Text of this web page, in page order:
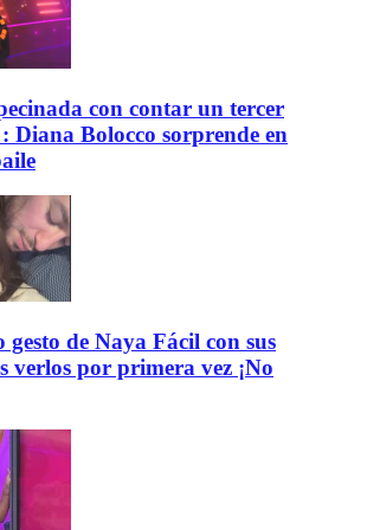
con contar un tercer
Diana Bolocco sorprende en
gesto de Naya Fácil con sus
verlos por primera vez ¡No